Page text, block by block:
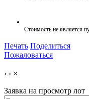
Стоимость не является
Печать Поделиться
Пожаловаться
‹ › ×
Заявка на просмотр лот